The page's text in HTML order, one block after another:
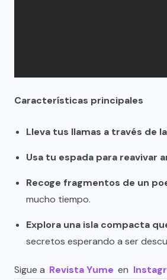
Características principales
Lleva tus llamas a través de
Usa tu espada para reavivar
Recoge fragmentos de un
mucho tiempo.
Explora una isla compacta
secretos esperando a ser
Sigue a Revista Yume en